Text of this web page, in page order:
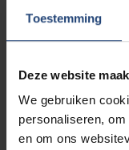
Toestemming
Deze website
We gebruiken
personaliseren,
en om ons
behandeling
veel bijwerkingen
voor kwaliteit van
en emotionele
zingeving voor de